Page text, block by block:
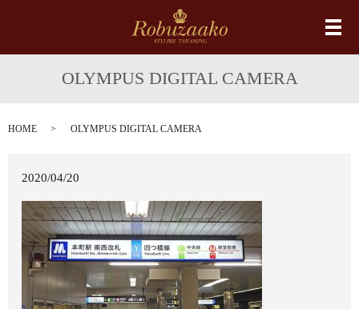
メ
OLYMPUS DIGITAL CAMERA
HOME OLYMPUS DIGITAL CAMERA
2020/04/20